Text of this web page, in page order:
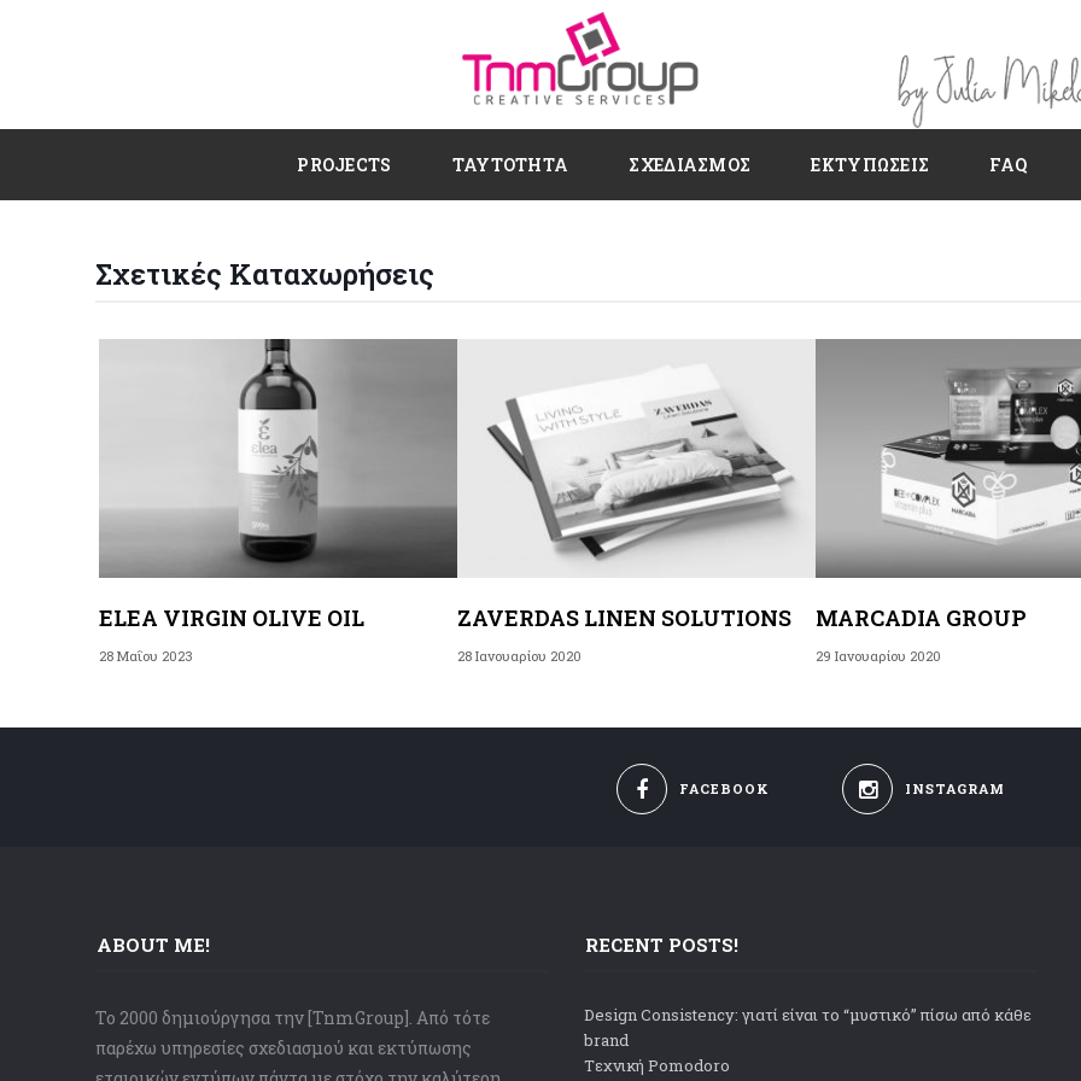
PROJECTS ΤΑΥΤΟΤΗΤΑ ΣΧΕΔΙΑΣΜΌΣ ΕΚΤΥΠΏΣΕΙΣ FAQ
Σχετικές Καταχωρήσεις
ELEA VIRGIN OLIVE OIL
28 Μαΐου 2023
ΖAVERDAS LINEN SOLUTIONS
28 Ιανουαρίου 2020
MARCADIA GROUP
29 Ιανουαρίου 2020
FACEBOOK INSTAGRAM
ABOUT ME!
Το 2000 δημιούργησα την [TnmGroup]. Από τότε
παρέχω υπηρεσίες σχεδιασμού και εκτύπωσης
RECENT POSTS!
Design Consistency: γιατί είναι το “μυστικό” πίσω από κάθε
brand
Tεχνική Pomodoro